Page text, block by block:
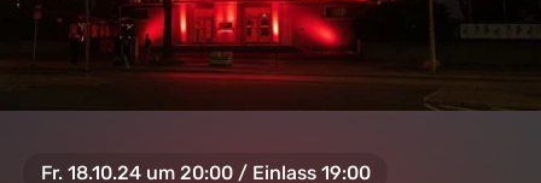
Fr. 18.10.24 um 20:00 / Einlass 19:00